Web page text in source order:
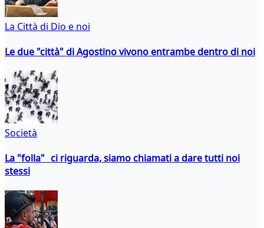
La Città di Dio e noi
Le due "città" di Agostino vivono entrambe dentro di noi
Società
La "folla" ci riguarda, siamo chiamati a dare tutti noi
stessi